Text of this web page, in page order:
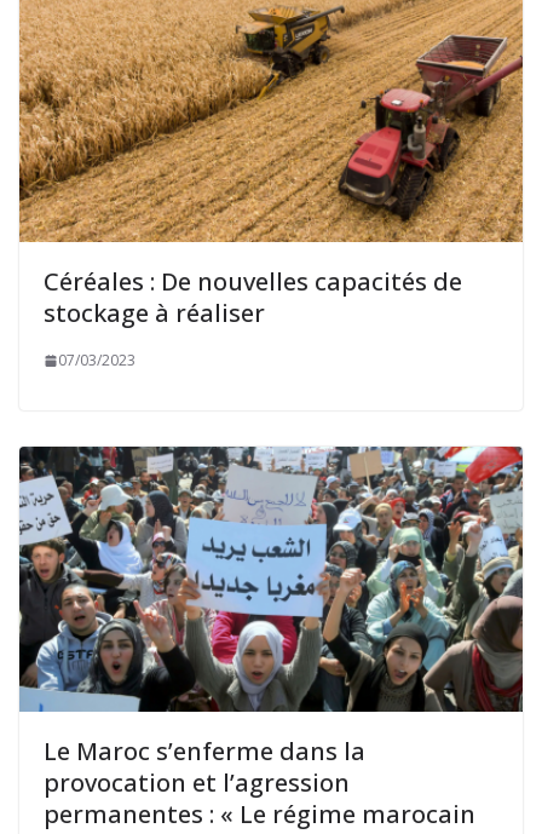
Céréales : De nouvelles capacités de
stockage à réaliser
07/03/2023
Le Maroc s’enferme dans la
provocation et l’agression
permanentes : « Le régime marocain